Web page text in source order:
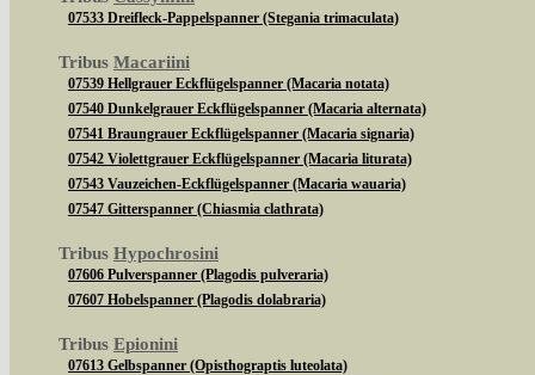
07533 Dreifleck-Pappelspanner (Stegania trimaculata)
Tribus Macariini
07539 Hellgrauer Eckflügelspanner (Macaria notata)
07540 Dunkelgrauer Eckflügelspanner (Macaria alternata)
07541 Braungrauer Eckflügelspanner (Macaria signaria)
07542 Violettgrauer Eckflügelspanner (Macaria liturata)
07543 Vauzeichen-Eckflügelspanner (Macaria wauaria)
07547 Gitterspanner (Chiasmia clathrata)
Tribus Hypochrosini
07606 Pulverspanner (Plagodis pulveraria)
07607 Hobelspanner (Plagodis dolabraria)
Tribus Epionini
07613 Gelbspanner (Opisthograptis luteolata)